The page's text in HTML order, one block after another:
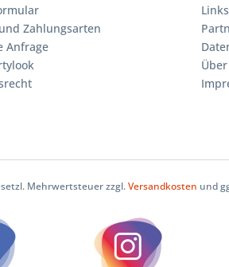
Zahlungsarten
Anfrage
Links
Mehrwertsteuer zzgl.Versandkosten und